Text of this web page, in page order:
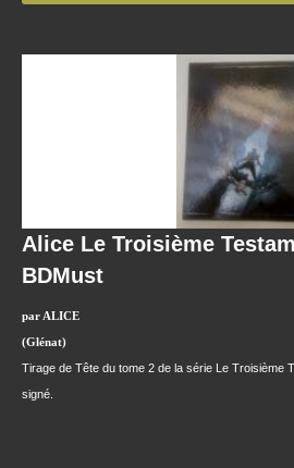
Alice Le Troisième
BDMust
par ALICE
(Glénat)
Tirage de Tête du tome 2 de la série Le Troisième
signé.